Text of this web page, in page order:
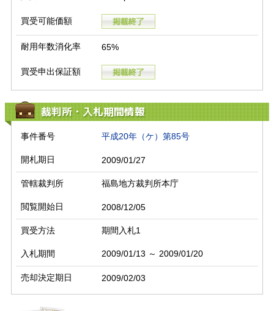
買受可能価額
耐用年数消化率 65%
買受申出保証額
裁判所・入札期間情報
事件番号 平成20年（ケ）第85号
開札期日 2009/01/27
管轄裁判所 福島地方裁判所本庁
閲覧開始日 2008/12/05
買受方法 期間入札1
入札期間 2009/01/13 ～ 2009/01/20
売却決定期日 2009/02/03